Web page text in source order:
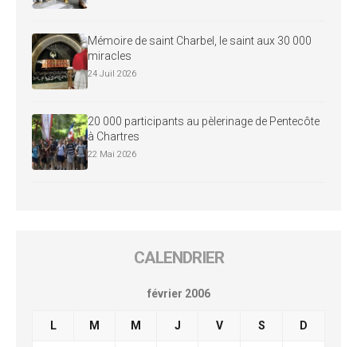
Mémoire de saint Charbel, le saint aux 30 000
miracles
24 Juil 2026
20 000 participants au pèlerinage de Pentecôte
à Chartres
22 Mai 2026
CALENDRIER
février 2006
L M M J V S D